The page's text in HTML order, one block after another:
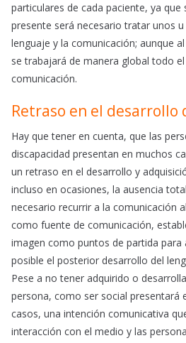
particulares de cada paciente, ya que
presente será necesario tratar unos
lenguaje y la comunicación; aunque
se trabajará de manera global todo
comunicación.
Retraso en el desarrollo
Hay que tener en cuenta, que las
discapacidad presentan en muchos
un retraso en el desarrollo y
incluso en ocasiones, la ausencia
necesario recurrir a la comunicación
como fuente de comunicación,
imagen como puntos de partida para
posible el posterior desarrollo del
Pese a no tener adquirido o
persona, como ser social presentará
casos, una intención comunicativa
interacción con el medio y las